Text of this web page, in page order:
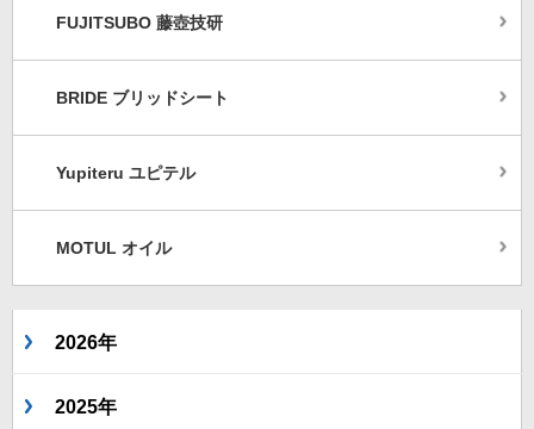
FUJITSUBO 藤壺技研
BRIDE ブリッドシート
Yupiteru ユピテル
MOTUL オイル
2026年
2025年